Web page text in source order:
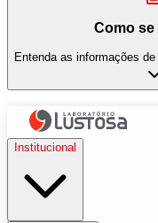
Como se
Entenda as informações
Institucional